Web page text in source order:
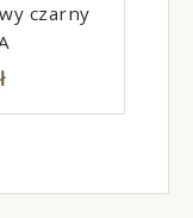
czarny